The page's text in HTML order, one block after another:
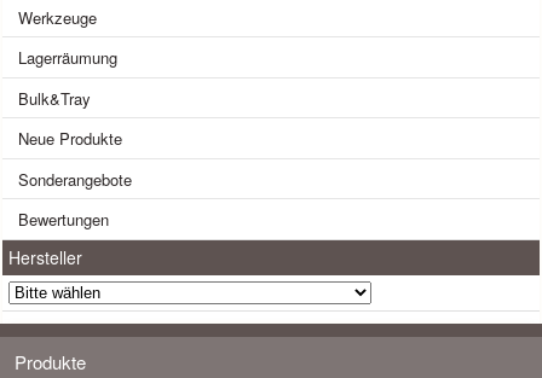
Werkzeuge
Lagerräumung
Bulk&Tray
Neue Produkte
Sonderangebote
Bewertungen
Hersteller
Produkte